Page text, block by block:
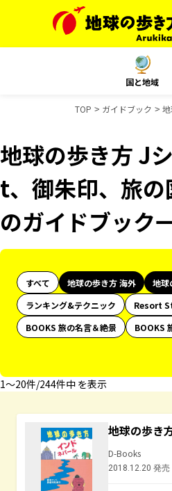
国と地域
TOP ガイドブック
地球の歩き方 J
t、御朱印、旅
のガイドブック
すべて 地球の歩き方 海外 地球
ランキング&テクニック
Resort
BOOKS 旅の名言＆絶景
BOOKS
1〜20件/244件中 を表示
地球の歩き
D-Books
2018.12.20 発売